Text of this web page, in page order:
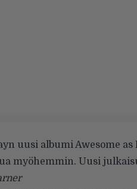
uusi albumi Awesome
myöhemmin. Uusi